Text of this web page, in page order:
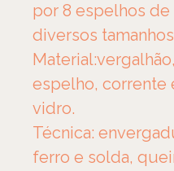
por 8 espelhos de
diversos
Material:vergalhão,
espelho, corrente
vidro.
Técnica:
ferro e solda,